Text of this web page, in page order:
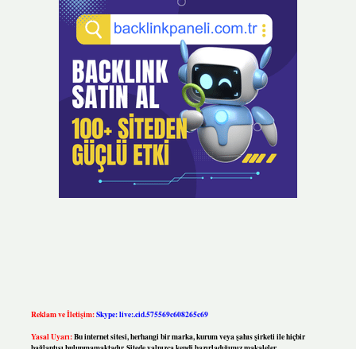
Reklam ve İletişim:Skype: live:.cid.575569c608265c69
Yasal Uyarı:Bu internet sitesi, herhangi bir marka, kurum veya şahıs şirketi ile hiçbir